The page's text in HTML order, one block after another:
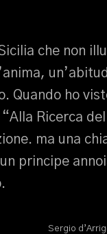
che non
Quando ho
Ricerca
ma una
principe
Sergio